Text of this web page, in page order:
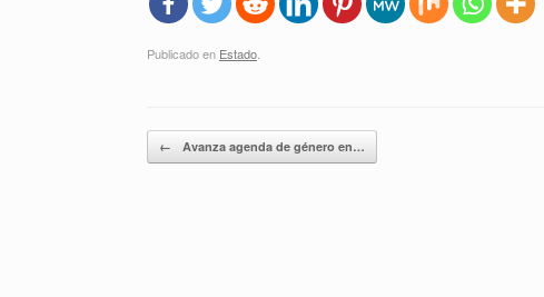
Publicado en Estado
Navegador de artículos
← Avanza agenda de género en…